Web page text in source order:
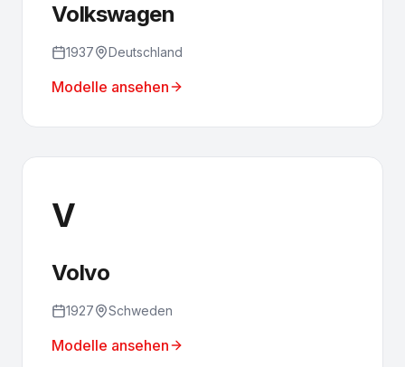
Volkswagen
1937 Deutschland
Modelle ansehen
V
Volvo
1927 Schweden
Modelle ansehen